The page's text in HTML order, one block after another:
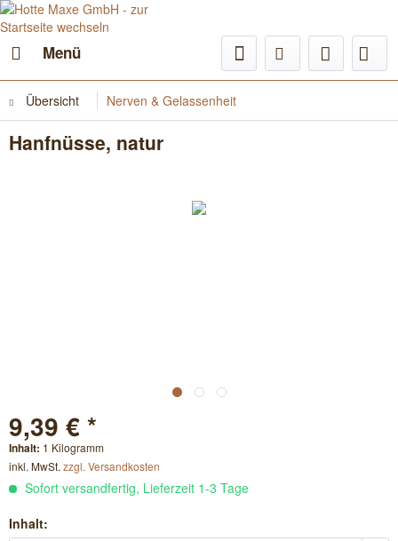
Menü
Übersicht Nerven & Gelassenheit
Hanfnüsse, natur
9,39 € *
Inhalt: 1 Kilogramm
inkl. MwSt. zzgl. Versandkosten
Sofort versandfertig, Lieferzeit 1-3 Tage
Inhalt: